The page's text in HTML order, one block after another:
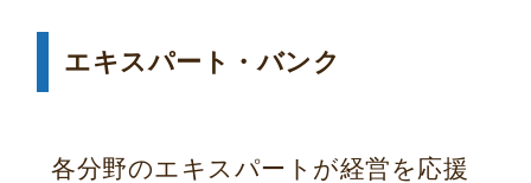
エキスパート・バンク
各分野のエキスパートが経営を応援